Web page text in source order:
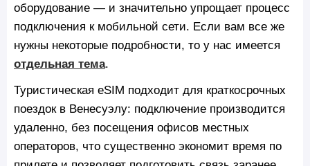
оборудование — и значительно упрощает процесс
подключения к мобильной сети. Если вам все же
нужны некоторые подробности, то у нас имеется
отдельная тема.
Туристическая eSIM подходит для краткосрочных
поездок в Венесуэлу: подключение производится
удаленно, без посещения офисов местных
операторов, что существенно экономит время по